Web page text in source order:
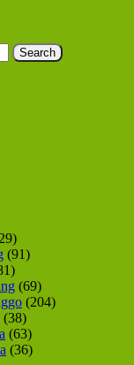
(91)
(69)
(204)
(38)
(63)
(36)